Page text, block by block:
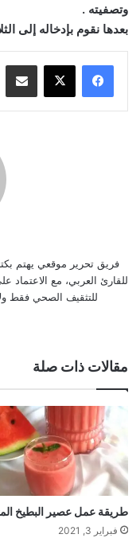
وتصفيته .
بعدها نقوم بإدخاله إلى
فريق تحرير موقعي يهتم
للقارئ العربي، مع الاعتماد
للتثقيف الصحي فقط
مقالات ذات صلة
طريقة عمل عصير البطيخ
فبراير 3, 2021